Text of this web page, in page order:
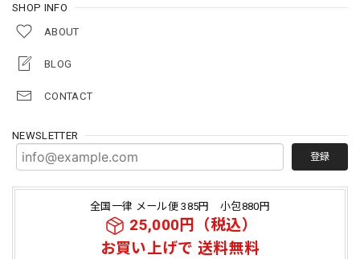
SHOP INFO
ABOUT
BLOG
CONTACT
NEWSLETTER
登録
全国一律 メール便 385円 小包880円
25,000円（税込）
お買い上げで 送料無料